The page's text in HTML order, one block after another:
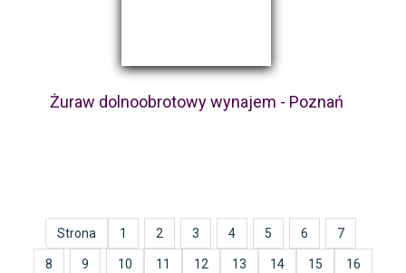
Żuraw dolnoobrotowy wynajem - Poznań
Strona 1 2 3 4 5 6 7
8 9 10 11 12 13 14 15 16